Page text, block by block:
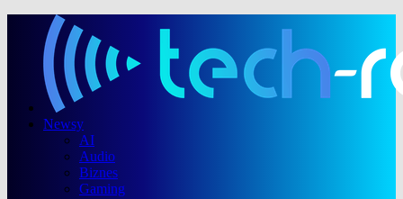
Newsy
AI
Audio
Biznes
Gaming